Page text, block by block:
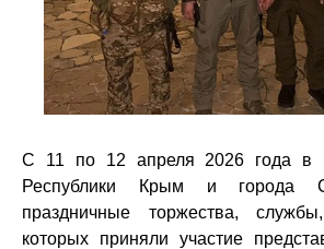
С 11 по 12 апреля 2026 года в
Республики Крым и города
праздничные торжества,
которых приняли участие